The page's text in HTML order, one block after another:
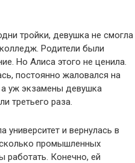
тройки, девушка не смогла
Родители были
Но Алиса этого не ценила.
постоянно жаловался на
уж экзамены девушка
третьего раза.
университет и вернулась в
промышленных
работать. Конечно, ей